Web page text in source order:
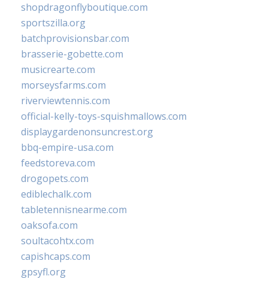
shopdragonflyboutique.com
sportszilla.org
batchprovisionsbar.com
brasserie-gobette.com
musicrearte.com
morseysfarms.com
riverviewtennis.com
official-kelly-toys-squishmallows.com
displaygardenonsuncrest.org
bbq-empire-usa.com
feedstoreva.com
drogopets.com
ediblechalk.com
tabletennisnearme.com
oaksofa.com
soultacohtx.com
capishcaps.com
gpsyfl.org